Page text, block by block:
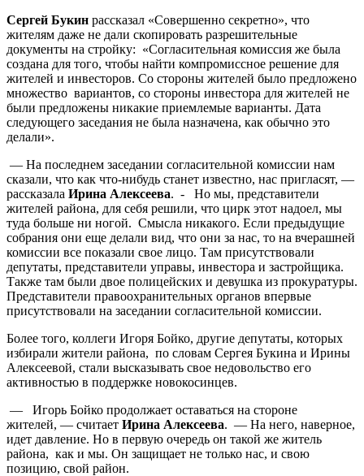
Сергей Букин рассказал «Совершенно секретно», что
жителям даже не дали скопировать разрешительные
документы на стройку: «Согласительная комиссия же была
создана для того, чтобы найти компромиссное решение для
жителей и инвесторов. Со стороны жителей было предложено
множество вариантов, со стороны инвестора для жителей не
были предложены никакие приемлемые варианты. Дата
следующего заседания не была назначена, как обычно это
делали».
— На последнем заседании согласительной комиссии нам
сказали, что как что-нибудь станет известно, нас пригласят, —
рассказала Ирина Алексеева. - Но мы, представители
жителей района, для себя решили, что цирк этот надоел, мы
туда больше ни ногой. Смысла никакого. Если предыдущие
собрания они еще делали вид, что они за нас, то на вчерашней
комиссии все показали свое лицо. Там присутствовали
депутаты, представители управы, инвестора и застройщика.
Также там были двое полицейских и девушка из прокуратуры.
Представители правоохранительных органов впервые
присутствовали на заседании согласительной комиссии.
Более того, коллеги Игоря Бойко, другие депутаты, которых
избирали жители района, по словам Сергея Букина и Ирины
Алексеевой, стали высказывать свое недовольство его
активностью в поддержке новокосинцев.
— Игорь Бойко продолжает оставаться на стороне
жителей, — считает Ирина Алексеева. — На него, наверное,
идет давление. Но в первую очередь он такой же житель
района, как и мы. Он защищает не только нас, и свою
позицию, свой район.